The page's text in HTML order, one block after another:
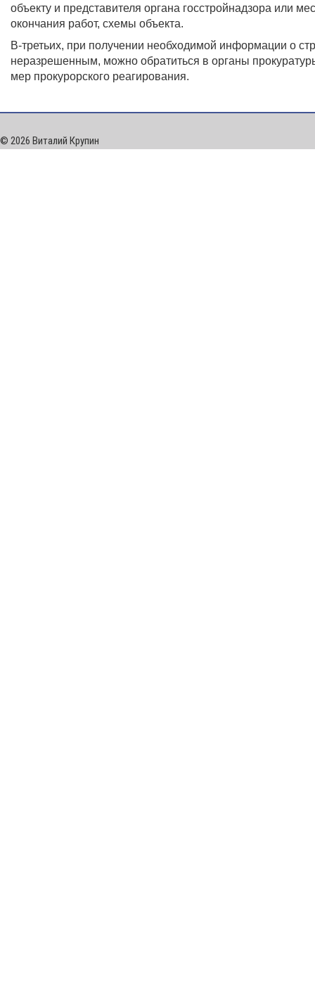
объекту и представителя органа госстройнадзора или
окончания работ, схемы объекта.
В-третьих, при получении необходимой информации о
неразрешенным, можно обратиться в органы
мер прокурорского реагирования.
© 2026 Виталий Крупин